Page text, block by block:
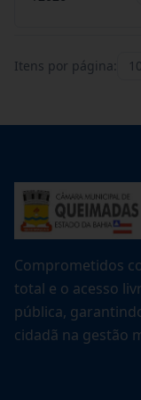
Itens por página: 10
Comprometidos
total e o acesso
pública,
cidadã na gestão